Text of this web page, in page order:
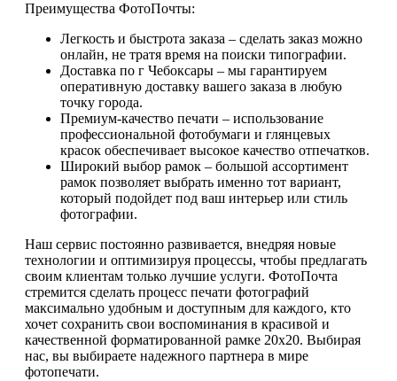
Преимущества ФотоПочты:
Легкость и быстрота заказа – сделать заказ можно
онлайн, не тратя время на поиски типографии.
Доставка по г Чебоксары – мы гарантируем
оперативную доставку вашего заказа в любую
точку города.
Премиум-качество печати – использование
профессиональной фотобумаги и глянцевых
красок обеспечивает высокое качество отпечатков.
Широкий выбор рамок – большой ассортимент
рамок позволяет выбрать именно тот вариант,
который подойдет под ваш интерьер или стиль
фотографии.
Наш сервис постоянно развивается, внедряя новые
технологии и оптимизируя процессы, чтобы предлагать
своим клиентам только лучшие услуги. ФотоПочта
стремится сделать процесс печати фотографий
максимально удобным и доступным для каждого, кто
хочет сохранить свои воспоминания в красивой и
качественной форматированной рамке 20х20. Выбирая
нас, вы выбираете надежного партнера в мире
фотопечати.